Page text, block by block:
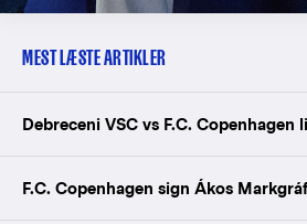
MEST LÆSTE ARTIKLER
Debreceni VSC vs F.C. Copenhagen
F.C. Copenhagen sign Ákos Markgráf